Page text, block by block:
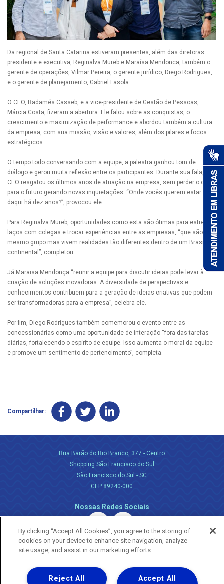
Da regional de Santa Catarina estiveram presentes, além das diretoras
presidente e executiva, Reginalva Mureb e Maraísa Mendonca, também o
gerente de operações, Vilmar Pereira, o gerente jurídico, Diego Rodrigues,
e o gerente de planejamento, Gabriel Fasola.
O CEO, Radamés Casseb, e a vice-presidente de Gestão de Pessoas,
Márcia Costa, fizeram a abertura. Ele falou sobre as conquistas, o
crescimento e maximização de performance e abordou também a cultura
da empresa, com sua missão, visão e valores, além dos pilares e focos
estratégicos.
O tempo todo conversando com a equipe, a palestra ganhou tom de
diálogo e gerou muita reflexão entre os participantes. Durante sua fala, o
CEO resgatou os últimos anos de atuação na empresa, sem perder o olhar
para o futuro gerando novas inquietações. “Onde vocês querem estar
daqui há dez anos?”, provocou ele.
Para Reginalva Mureb, oportunidades como esta são ótimas para estreitar
laços com colegas e trocar experiências entre as empresas, “que são do
mesmo grupo mas vivem realidades tão diferentes dentro de um Brasil
continental”, completou.
Já Maraisa Mendonça “reunir a equipe para discutir ideias pode levar à
criação de soluções inovadoras. A diversidade de perspectivas e
conhecimentos contribuem para a geração de ideias criativas que podem
ser transformadoras para a empresa”, celebra ele.
Por fim, Diego Rodrigues também comemorou o evento entre as
concessionárias como uma oportunidade de interação “fora das tarefas
diárias, fortalecendo o espírito de equipe. Isso aumenta o moral da equipe
e promove um sentimento de pertencimento”, completa.
Compartilhar:
Rua Barão do Rio Branco, 377 - Centro
Shopping São Francisco do Sul
São Francisco do Sul - SC
CEP 89240-000
Nossas Redes Sociais
Uma empresa
By clicking “Accept All Cookies”, you agree to the storing of
cookies on your device to enhance site navigation, analyze
site usage, and assist in our marketing efforts.
Accept All
Reject All